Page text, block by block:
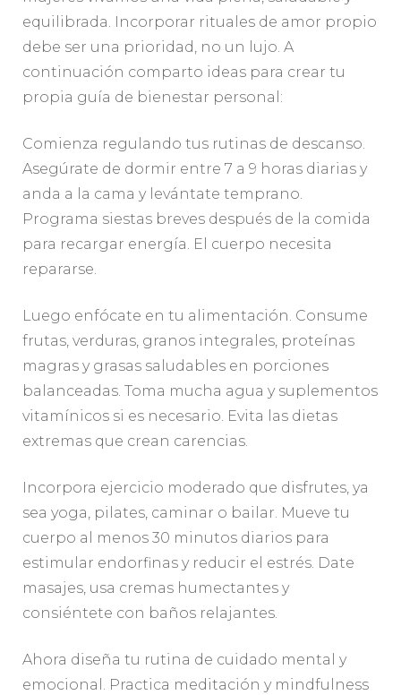
equilibrada. Incorporar rituales de amor propio
debe ser una prioridad, no un lujo. A
continuación comparto ideas para crear tu
propia guía de bienestar personal:
Comienza regulando tus rutinas de descanso.
Asegúrate de dormir entre 7 a 9 horas diarias y
anda a la cama y levántate temprano.
Programa siestas breves después de la comida
para recargar energía. El cuerpo necesita
repararse.
Luego enfócate en tu alimentación. Consume
frutas, verduras, granos integrales, proteínas
magras y grasas saludables en porciones
balanceadas. Toma mucha agua y suplementos
vitamínicos si es necesario. Evita las dietas
extremas que crean carencias.
Incorpora ejercicio moderado que disfrutes, ya
sea yoga, pilates, caminar o bailar. Mueve tu
cuerpo al menos 30 minutos diarios para
estimular endorfinas y reducir el estrés. Date
masajes, usa cremas humectantes y
consiéntete con baños relajantes.
Ahora diseña tu rutina de cuidado mental y
emocional. Practica meditación y mindfulness